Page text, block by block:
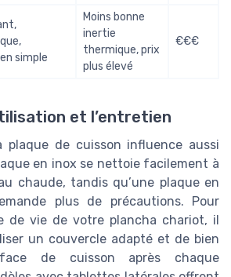
simple
Moins bonne
inertie
thermique, prix
plus élevé
€€€
et l’entretien
plaque de cuisson influence aussi
en inox se nettoie facilement à
chaude, tandis qu’une plaque en
plus de précautions. Pour
de vie de votre plancha chariot, il
un couvercle adapté et de bien
de cuisson après chaque